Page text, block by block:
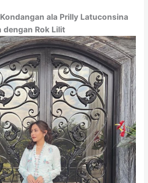
ala Prilly Latuconsina
dengan Rok Lilit